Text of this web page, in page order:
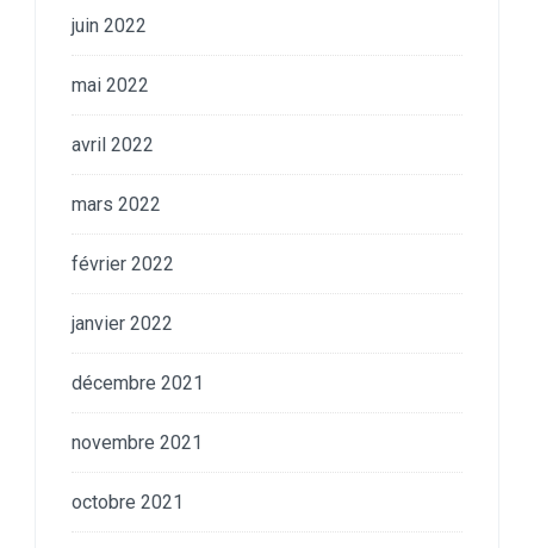
juin 2022
mai 2022
avril 2022
mars 2022
février 2022
janvier 2022
décembre 2021
novembre 2021
octobre 2021